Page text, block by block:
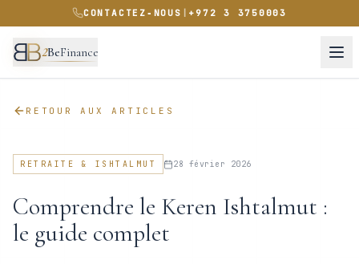
CONTACTEZ‑NOUS +972 3 3750003
2BeFinance
RETOUR AUX ARTICLES
RETRAITE & ISHTALMUT 28 février 2026
Comprendre le Keren Ishtalmut :
le guide complet